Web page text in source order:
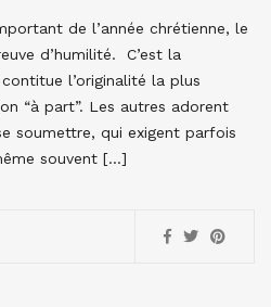
de l’année chrétienne, le
d’humilité. C’est la
l’originalité la plus
“à part”. Les autres adorent
soumettre, qui exigent parfois
souvent […]